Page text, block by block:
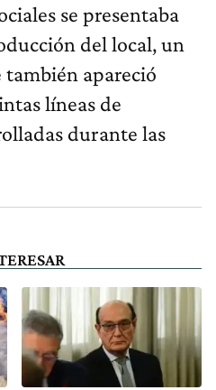
se presentaba
del local, un
apareció
líneas de
durante las